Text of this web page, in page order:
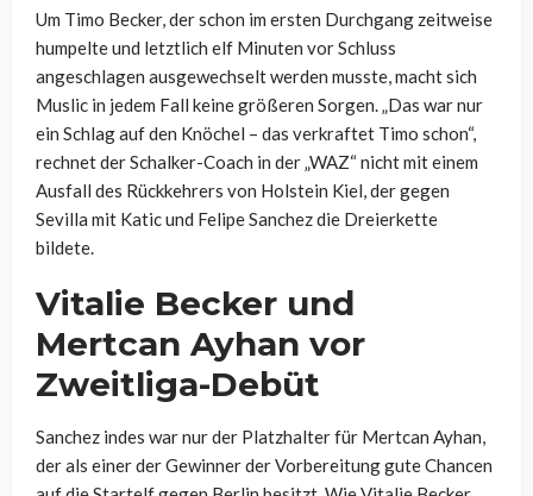
Um Timo Becker, der schon im ersten Durchgang zeitweise
humpelte und letztlich elf Minuten vor Schluss
angeschlagen ausgewechselt werden musste, macht sich
Muslic in jedem Fall keine größeren Sorgen. „Das war nur
ein Schlag auf den Knöchel – das verkraftet Timo schon“,
rechnet der Schalker-Coach in der „WAZ“ nicht mit einem
Ausfall des Rückkehrers von Holstein Kiel, der gegen
Sevilla mit Katic und Felipe Sanchez die Dreierkette
bildete.
Vitalie Becker und
Mertcan Ayhan vor
Zweitliga-Debüt
Sanchez indes war nur der Platzhalter für Mertcan Ayhan,
der als einer der Gewinner der Vorbereitung gute Chancen